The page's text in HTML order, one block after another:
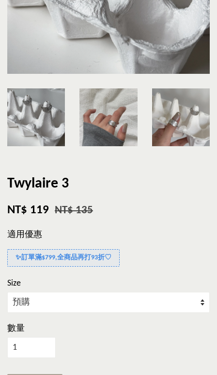
Twylaire 3
NT$ 119 NT$ 135
適用優惠
✨訂單滿$799,全商品再打93折♡
Size
數量